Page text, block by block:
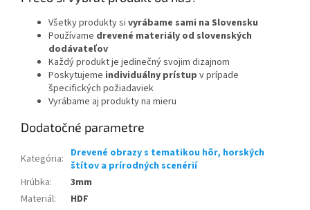
Všetky produkty si vyrábame sami na Slovensku
Používame drevené materiály od slovenských
dodávateľov
Každý produkt je jedinečný svojim dizajnom
Poskytujeme individuálny prístup v prípade
špecifických požiadaviek
Vyrábame aj produkty na mieru
Dodatočné parametre
Kategória: Drevené obrazy s tematikou hôr, horských
štítov a prírodných scenérií
Hrúbka:
3mm
Materiál: HDF